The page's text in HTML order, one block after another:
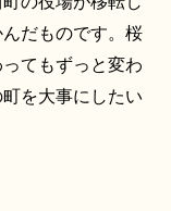
だものです。桜
てもずっと変わ
を大事にしたい